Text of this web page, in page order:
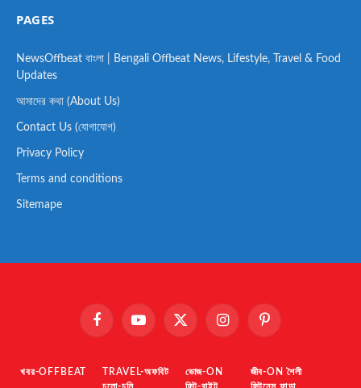
PAGES
NewsOffbeat বাংলা | Bengali Offbeat News, Lifestyle, Travel & Food
Updates
আমাদের কথা (About Us)
Contact Us (যোগাযোগ)
Privacy Policy
Terms and conditions
Sitemape
FacebookYouTube X
InstagramPinterest
খবর-OFFBEAT
TRAVEL-অফবিট
ভোজ-ON
জীব-ON শৈলী